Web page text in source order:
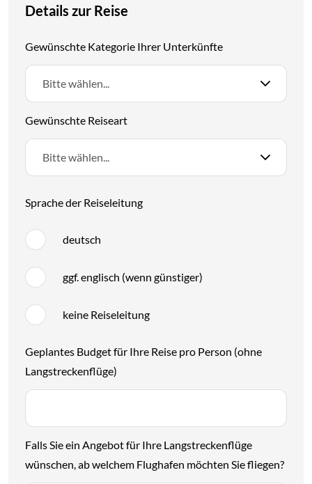
Details zur Reise
Gewünschte Kategorie Ihrer Unterkünfte
Bitte wählen...
Gewünschte Reiseart
Bitte wählen...
Sprache der Reiseleitung
deutsch
ggf. englisch (wenn günstiger)
keine Reiseleitung
Geplantes Budget für Ihre Reise pro Person (ohne
Langstreckenflüge)
Falls Sie ein Angebot für Ihre Langstreckenflüge
wünschen, ab welchem Flughafen möchten Sie fliegen?